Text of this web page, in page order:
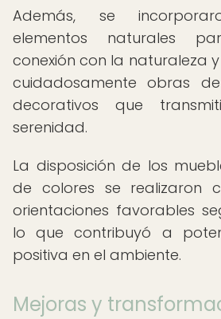
Además, se
elementos naturales
conexión con la naturaleza
cuidadosamente obras
decorativos que
serenidad.
La disposición de los
de colores se realizaron
orientaciones favorables
lo que contribuyó a
positiva en el ambiente.
Mejoras y